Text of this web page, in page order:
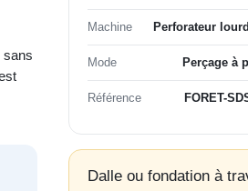
sans
Machine Perforateur
Mode Perçage à
Référence FORET-
Dalle ou fondation à